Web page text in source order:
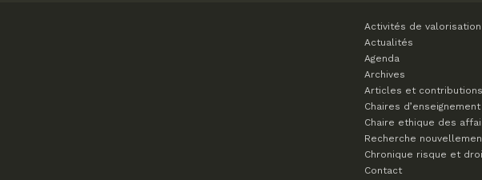
Activités de valorisation
Actualités
Agenda
Archives
Articles et contributions
Chaires
Chaire ethique des
Recherche
Chronique risque et
Contact